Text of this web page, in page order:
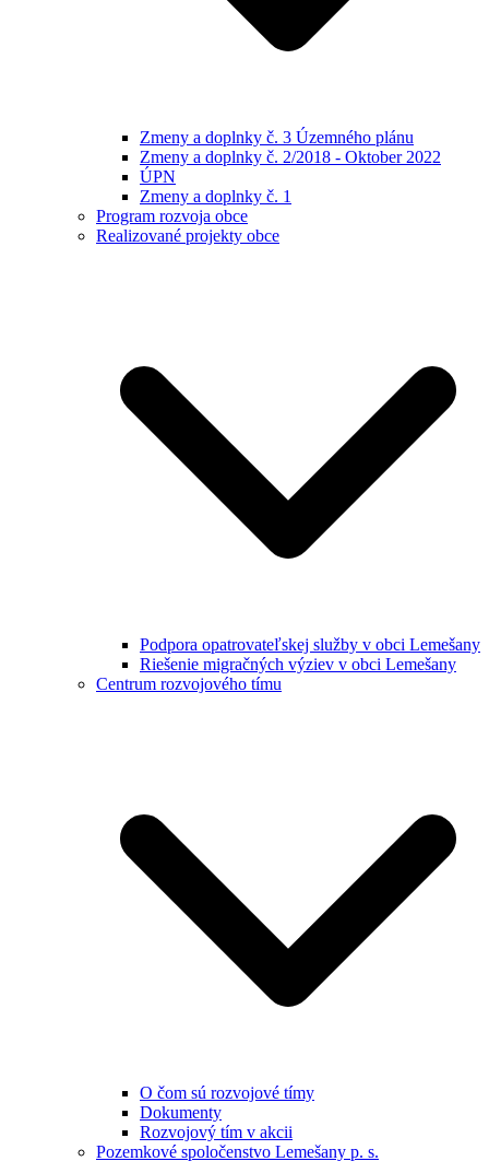
Zmeny a doplnky č. 3 Územného plánu
Zmeny a doplnky č. 2/2018 - Oktober 2022
ÚPN
Zmeny a doplnky č. 1
Program rozvoja obce
Realizované projekty obce
Podpora opatrovateľskej služby v obci Lemešany
Riešenie migračných výziev v obci Lemešany
Centrum rozvojového tímu
O čom sú rozvojové tímy
Dokumenty
Rozvojový tím v akcii
Pozemkové spoločenstvo Lemešany p. s.